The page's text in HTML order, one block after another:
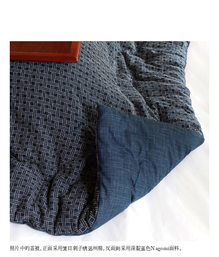
照片中的盖被，正面采用笼目刺子绣远州棉，反面则采用深靛蓝色Nagomi面料。